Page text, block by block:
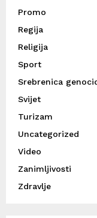
Promo
Regija
Religija
Sport
Srebrenica
Svijet
Turizam
Uncategorized
Video
Zanimljivosti
Zdravlje